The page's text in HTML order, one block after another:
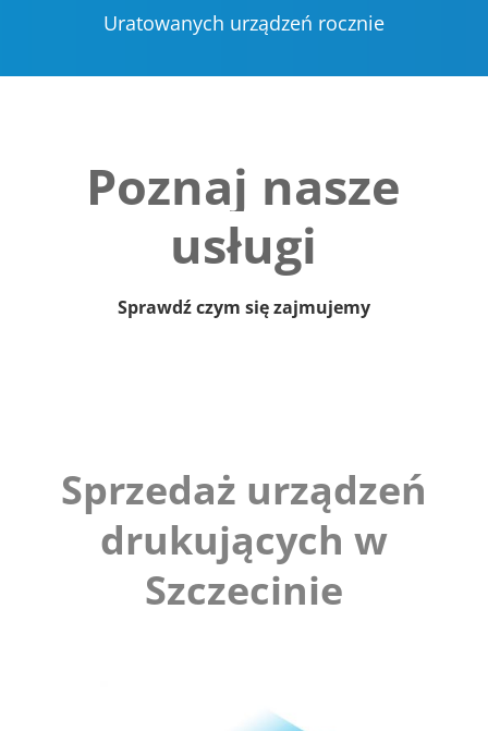
Uratowanych urządzeń rocznie
Poznaj nasze
usługi
Sprawdź czym się zajmujemy
Sprzedaż urządzeń
drukujących w
Szczecinie